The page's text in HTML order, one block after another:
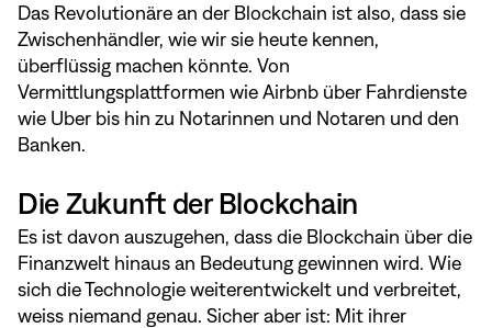
Das Revolutionäre an der Blockchain ist also, dass sie
Zwischenhändler, wie wir sie heute kennen,
überflüssig machen könnte. Von
Vermittlungsplattformen wie Airbnb über Fahrdienste
wie Uber bis hin zu Notarinnen und Notaren und den
Banken.
Die Zukunft der Blockchain
Es ist davon auszugehen, dass die Blockchain über die
Finanzwelt hinaus an Bedeutung gewinnen wird. Wie
sich die Technologie weiterentwickelt und verbreitet,
weiss niemand genau. Sicher aber ist: Mit ihrer